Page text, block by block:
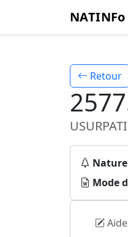
NATINFo
Retour
Mode